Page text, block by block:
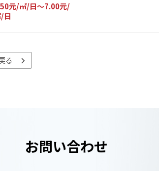
元/㎡/日～7.00元/
日
る
お問い合わせ